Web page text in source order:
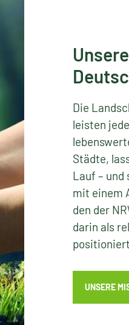
Die
leisten
Städte,
Lauf – und
mit einem
den der
darin als
UNSERE